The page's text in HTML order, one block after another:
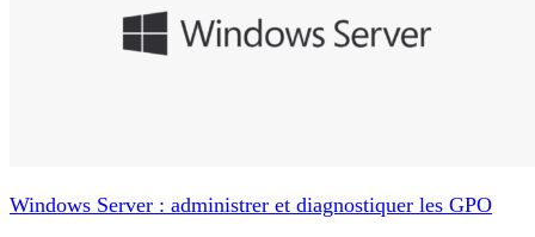
Windows Server : administrer et diagnostiquer les GPO